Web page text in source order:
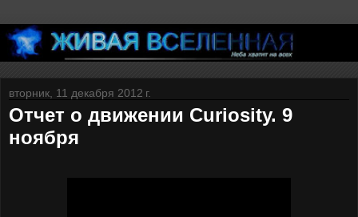
вторник, 11 декабря 2012 г.
Отчет о движении Curiosity. 9
ноября